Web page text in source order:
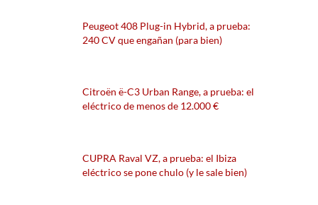
Peugeot 408 Plug-in Hybrid, a prueba:
240 CV que engañan (para bien)
Citroën ë-C3 Urban Range, a prueba: el
eléctrico de menos de 12.000 €
CUPRA Raval VZ, a prueba: el Ibiza
eléctrico se pone chulo (y le sale bien)